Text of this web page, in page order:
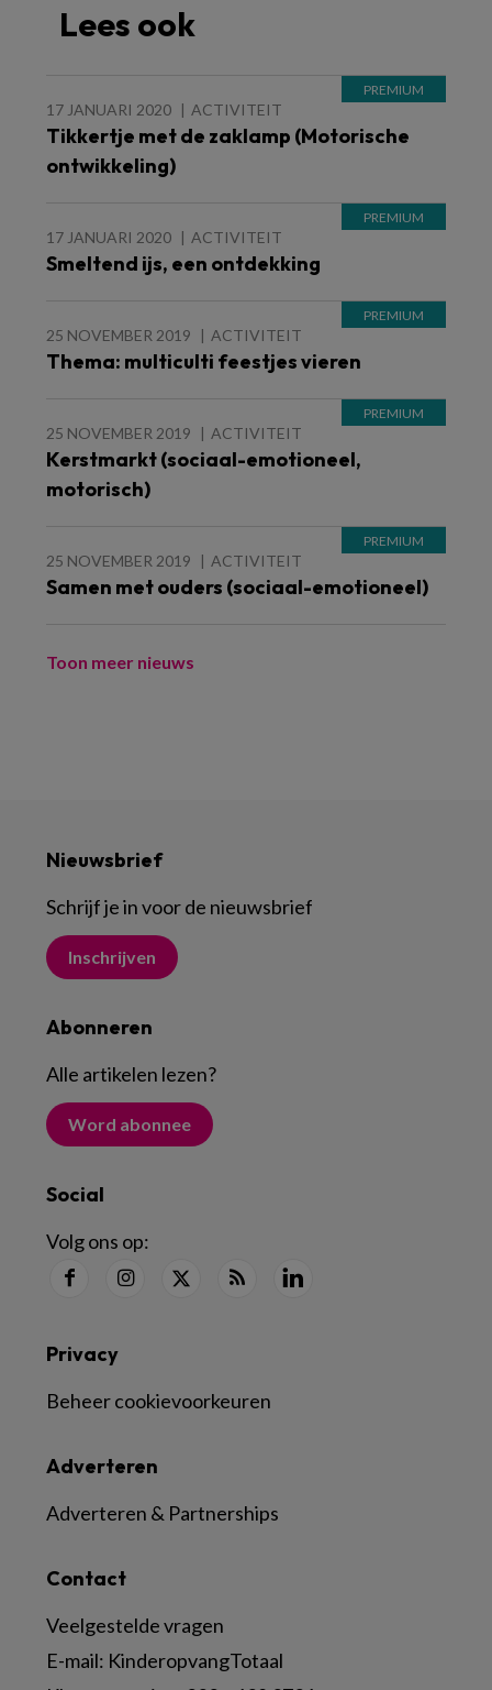
Lees ook
17 JANUARI 2020 ACTIVITEIT
Tikkertje met de zaklamp (Motorische
ontwikkeling)
17 JANUARI 2020 ACTIVITEIT
Smeltend ijs, een ontdekking
25 NOVEMBER 2019 ACTIVITEIT
Thema: multiculti feestjes vieren
25 NOVEMBER 2019 ACTIVITEIT
Kerstmarkt (sociaal-emotioneel,
motorisch)
25 NOVEMBER 2019 ACTIVITEIT
Samen met ouders (sociaal-emotioneel)
Toon meer nieuws
Nieuwsbrief
Schrijf je in voor de nieuwsbrief
Inschrijven
Abonneren
Alle artikelen lezen?
Word abonnee
Social
Volg ons op:
Contact
Veelgestelde vragen
E-mail: KinderopvangTotaal
Adverteren
Adverteren & Partnerships
Privacy
Beheer cookievoorkeuren